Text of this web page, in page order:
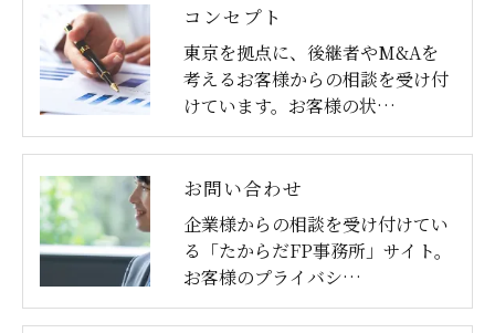
コンセプト
東京を拠点に、後継者やM&Aを
考えるお客様からの相談を受け付
けています。お客様の状…
お問い合わせ
企業様からの相談を受け付けてい
る「たからだFP事務所」サイト。
お客様のプライバシ…